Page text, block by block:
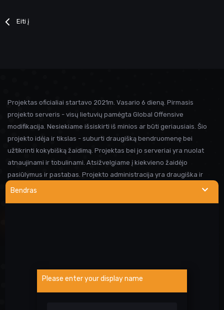
Eiti į
Bendras
Please enter your display name
Projektas oficialiai startavo 2021m. Vasario 6 dieną. Pirmasis
projekto serveris - visų lietuvių pamėgta Global Offensive
modifikacija. Nesiekiame išsiskirti iš minios ar būti geriausiais. Šio
projekto idėja ir tikslas - suburti draugišką bendruomenę bei
užtikrinti kokybišką žaidimą. Projektas bei jo serveriai yra nuolat
atnaujinami ir tobulinami. Atsižvelgiame į kiekvieno žaidėjo
pasiūlymus ir pastabas. Projekto administracija yra draugiška ir
visada linkusi padėti prireikus pagalbos. Iki susitikimo serveryje!
Atsiblokavimo anketa